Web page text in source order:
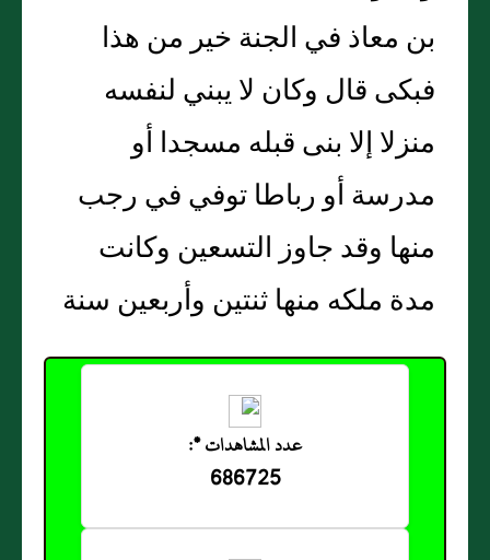
بن معاذ في الجنة خير من هذا
فبكى قال وكان لا يبني لنفسه
منزلا إلا بنى قبله مسجدا أو
مدرسة أو رباطا توفي في رجب
منها وقد جاوز التسعين وكانت
مدة ملكه منها ثنتين وأربعين سنة
عدد المشاهدات *:
686725